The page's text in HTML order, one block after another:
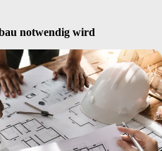
notwendig wird